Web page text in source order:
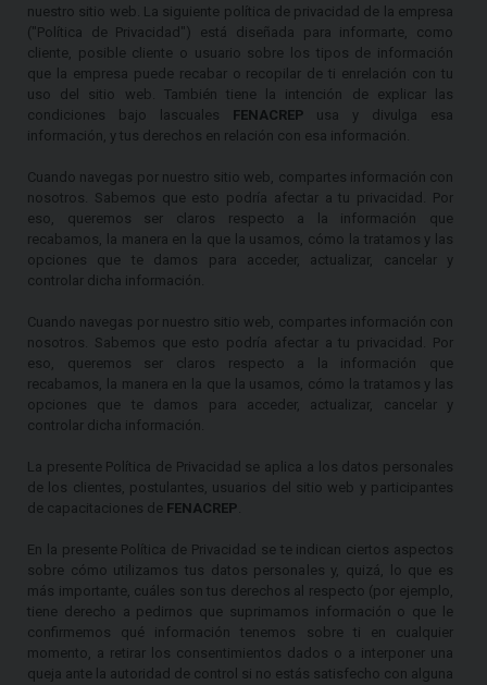
nuestro sitio web. La siguiente política de privacidad de la empresa
("Política de Privacidad") está diseñada para informarte, como
cliente, posible cliente o usuario sobre los tipos de información
que la empresa puede recabar o recopilar de ti enrelación con tu
uso del sitio web. También tiene la intención de explicar las
condiciones bajo lascuales FENACREP usa y divulga esa
información, y tus derechos en relación con esa información.
Cuando navegas por nuestro sitio web, compartes información con
nosotros. Sabemos que esto podría afectar a tu privacidad. Por
eso, queremos ser claros respecto a la información que
recabamos, la manera en la que la usamos, cómo la tratamos y las
opciones que te damos para acceder, actualizar, cancelar y
controlar dicha información.
Cuando navegas por nuestro sitio web, compartes información con
nosotros. Sabemos que esto podría afectar a tu privacidad. Por
eso, queremos ser claros respecto a la información que
recabamos, la manera en la que la usamos, cómo la tratamos y las
opciones que te damos para acceder, actualizar, cancelar y
controlar dicha información.
La presente Política de Privacidad se aplica a los datos personales
de los clientes, postulantes, usuarios del sitio web y participantes
de capacitaciones de FENACREP
En la presente Política de Privacidad se te indican ciertos aspectos
sobre cómo utilizamos tus datos personales y, quizá, lo que es
más importante, cuáles son tus derechos al respecto (por ejemplo,
tiene derecho a pedirnos que suprimamos información o que le
confirmemos qué información tenemos sobre ti en cualquier
momento, a retirar los consentimientos dados o a interponer una
queja ante la autoridad de control si no estás satisfecho con alguna